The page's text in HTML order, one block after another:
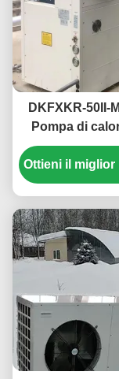
DKFXKR-50II-
Pompa di
inverter con
R410A 35,5
funzionamento
℃
Ottieni il miglior